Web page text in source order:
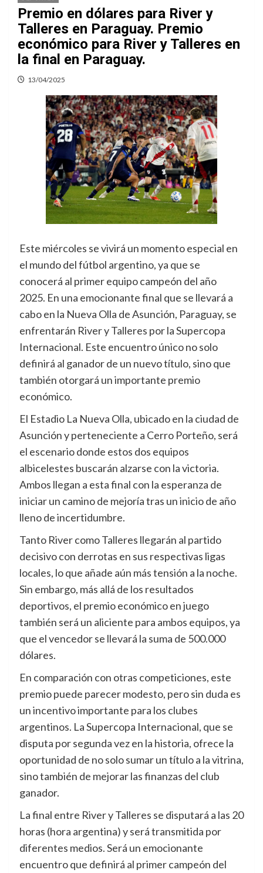
Premio en dólares para River y
Talleres en Paraguay. Premio
económico para River y Talleres en
la final en Paraguay.
13/04/2025
Este miércoles se vivirá un momento especial en
el mundo del fútbol argentino, ya que se
conocerá al primer equipo campeón del año
2025. En una emocionante final que se llevará a
cabo en la Nueva Olla de Asunción, Paraguay, se
enfrentarán River y Talleres por la Supercopa
Internacional. Este encuentro único no solo
definirá al ganador de un nuevo título, sino que
también otorgará un importante premio
económico.
El Estadio La Nueva Olla, ubicado en la ciudad de
Asunción y perteneciente a Cerro Porteño, será
el escenario donde estos dos equipos
albicelestes buscarán alzarse con la victoria.
Ambos llegan a esta final con la esperanza de
iniciar un camino de mejoría tras un inicio de año
lleno de incertidumbre.
Tanto River como Talleres llegarán al partido
decisivo con derrotas en sus respectivas ligas
locales, lo que añade aún más tensión a la noche.
Sin embargo, más allá de los resultados
deportivos, el premio económico en juego
también será un aliciente para ambos equipos, ya
que el vencedor se llevará la suma de 500.000
dólares.
En comparación con otras competiciones, este
premio puede parecer modesto, pero sin duda es
un incentivo importante para los clubes
argentinos. La Supercopa Internacional, que se
disputa por segunda vez en la historia, ofrece la
oportunidad de no solo sumar un título a la vitrina,
sino también de mejorar las finanzas del club
ganador.
La final entre River y Talleres se disputará a las 20
horas (hora argentina) y será transmitida por
diferentes medios. Será un emocionante
encuentro que definirá al primer campeón del